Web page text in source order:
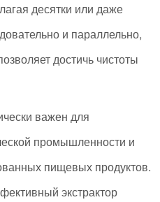
десятки или даже
и параллельно,
достичь чистоты
важен для
промышленности и
пищевых продуктов.
экстрактор